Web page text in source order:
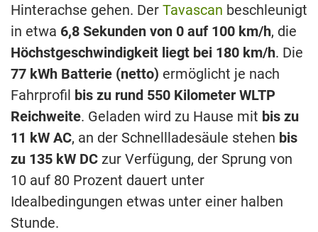
Hinterachse gehen. Der Tavascan beschleunigt
in etwa 6,8 Sekunden von 0 auf 100 km/h, die
Höchstgeschwindigkeit liegt bei 180 km/h. Die
77 kWh Batterie (netto) ermöglicht je nach
Fahrprofil bis zu rund 550 Kilometer WLTP
Reichweite. Geladen wird zu Hause mit bis zu
11 kW AC, an der Schnellladesäule stehen bis
zu 135 kW DC zur Verfügung, der Sprung von
10 auf 80 Prozent dauert unter
Idealbedingungen etwas unter einer halben
Stunde.